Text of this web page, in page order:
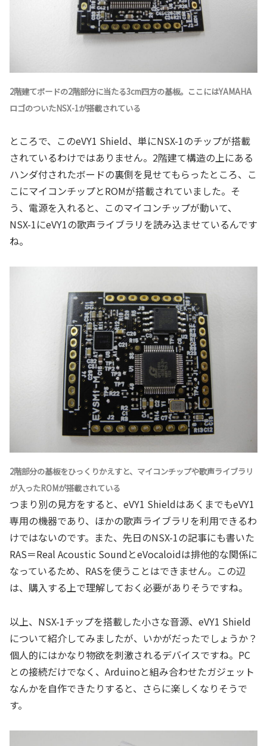
2階建てボードの2階部分に当たる3cm四方の基板。ここにはYAMAHA
ロゴのついたNSX-1が搭載されている
ところで、このeVY1 Shield、単にNSX-1のチップが搭載
されているわけではありません。2階建て構造の上にある
ハンダ付されたボードの裏側を見せてもらったところ、こ
こにマイコンチップとROMが搭載されていました。そ
う、電源を入れると、このマイコンチップが動いて、
NSX-1にeVY1の歌声ライブラリを読み込ませているんです
ね。
2階部分の基板をひっくりかえすと、マイコンチップや歌声ライブラリ
が入ったROMが搭載されている
つまり別の見方をすると、eVY1 ShieldはあくまでもeVY1
専用の機器であり、ほかの歌声ライブラリを利用できるわ
けではないのです。また、先日のNSX-1の記事にも書いた
RAS＝Real Acoustic SoundとeVocaloidは排他的な関係に
なっているため、RASを使うことはできません。この辺
は、購入する上で理解しておく必要がありそうですね。
以上、NSX-1チップを搭載した小さな音源、eVY1 Shield
について紹介してみましたが、いかがだったでしょうか？
個人的にはかなり物欲を刺激されるデバイスですね。PC
との接続だけでなく、Arduinoと組み合わせたガジェット
なんかを自作できたりすると、さらに楽しくなりそうで
す。